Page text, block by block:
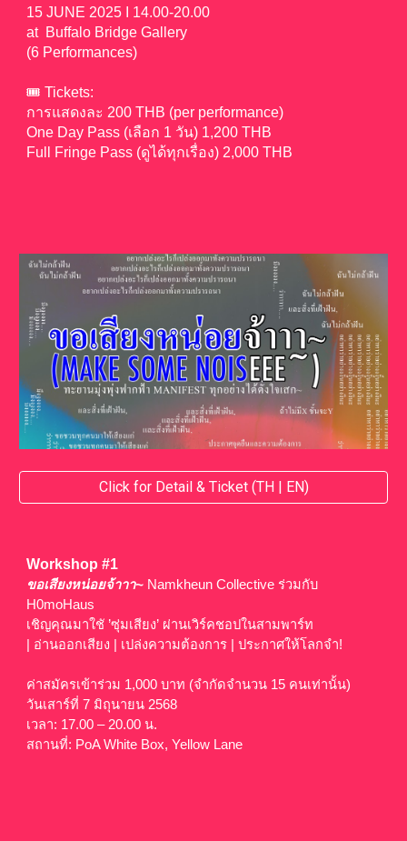
15 JUNE 2025 I 14.00-20.00
at Buffalo Bridge Gallery
(6 Performances)
🎟️ Tickets:
การแสดงละ 200 THB (per performance)
One Day Pass (เลือก 1 วัน) 1,200 THB
Full Fringe Pass (ดูได้ทุกเรื่อง) 2,000 THB
Click for Detail & Ticket (TH | EN)
Workshop #1
ขอเสียงหน่อยจ้าาา~ Namkheun Collective ร่วมกับ
H0moHaus
เชิญคุณมาใชั ’ซุ่มเสียง’ ผ่านเวิร์คชอปในสามพาร์ท
| อ่านออกเสียง | เปล่งความต้องการ | ประกาศให้โลกจำ!
ค่าสมัครเข้าร่วม 1,000 บาท (จำกัดจำนวน 15 คนเท่านั้น)
วันเสาร์ที่ 7 มิถุนายน 2568
เวลา: 17.00 – 20.00 น.
สถานที่: PoA White Box, Yellow Lane